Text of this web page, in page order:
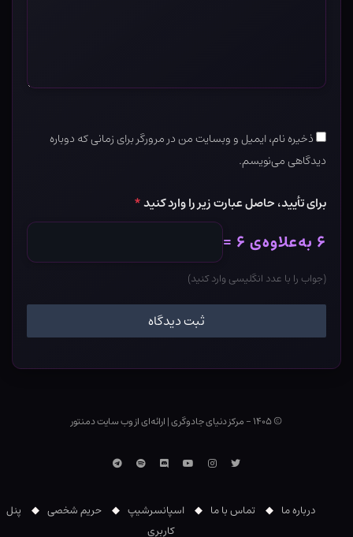
ذخیره نام، ایمیل و وبسایت من در مرورگر برای زمانی که دوباره
دیدگاهی می‌نویسم.
برای تأیید، حاصل عبارت زیر را وارد کنید*
۶ به‌علاوه‌ی ۶ =
(جواب را با عدد انگلیسی وارد کنید)
© ۱۴۰۵ - مرکز دنیای جادوگری |ارائه‌ای از وب ‌سایت دمنتور
توییتراینستاگرام
یوتوبDiscordاسپاتیفایتلگرام
درباره ما تماس با ما اسپانسرشیپ حریم شخصی
پنل
کاربری